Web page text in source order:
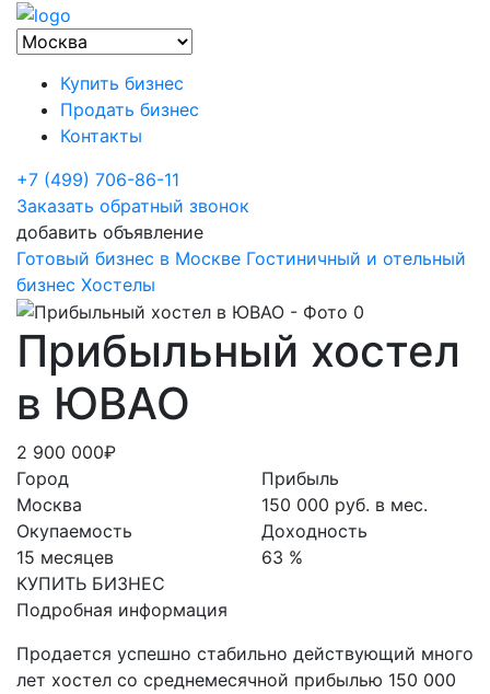
Купить бизнес
Продать бизнес
Контакты
+7 (499) 706-86-11
Заказать обратный звонок
добавить объявление
Готовый бизнес в Москве Гостиничный и отельный
бизнес Хостелы
Прибыльный хостел
в ЮВАО
2 900 000₽
Город
Москва
Окупаемость
15 месяцев
КУПИТЬ БИЗНЕС
Прибыль
150 000 руб. в мес.
Доходность
63 %
Подробная информация
Продается успешно стабильно действующий многo
лет xоcтeл со среднемесячной прибылью 150 000